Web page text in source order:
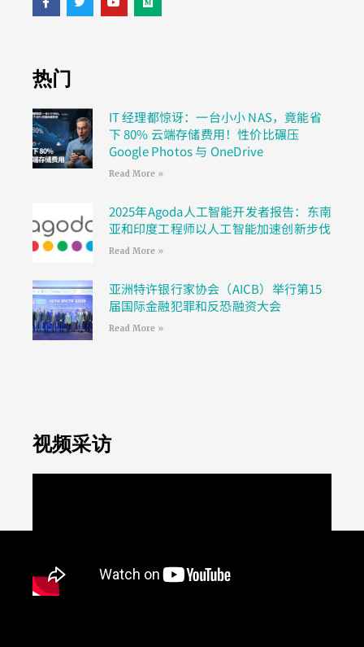
热门
IT 经理都惊讶：一台小小 NAS，竟能省
下 80% 云端存储费用！性价比碾压
Google Photos 与 OneDrive
Read More »
2025年Agoda人工智能开发者报告：东南
亚和印度工程师以人工智能加速创新步伐
Read More »
亚洲特许银行家协会（AICB）举行第15
届国际金融犯罪和反恐融资大会
Read More »
视频采访